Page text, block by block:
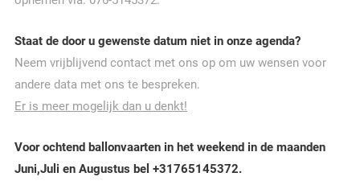
Staat de door u gewenste datum niet in onze agenda?
Neem vrijblijvend contact met ons op om uw wensen voor
andere data met ons te bespreken.
Er is meer mogelijk dan u denkt!
Voor ochtend ballonvaarten in het weekend in de maanden
Juni,Juli en Augustus bel +31765145372.